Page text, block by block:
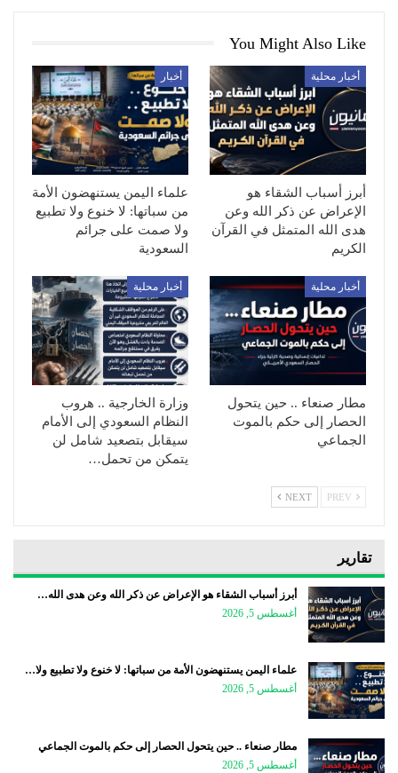
You Might Also Like
أخبار محلية
أبرز أسباب الشقاء هو
الإعراض عن ذكر الله وعن
هدى الله المتمثل في القرآن
الكريم
أخبار
علماء اليمن يستنهضون الأمة
من سباتها: لا خنوع ولا تطبيع
ولا صمت على جرائم
السعودية
أخبار محلية
مطار صنعاء .. حين يتحول
الحصار إلى حكم بالموت
الجماعي
أخبار محلية
وزارة الخارجية .. هروب
النظام السعودي إلى الأمام
سيقابل بتصعيد شامل لن
يتمكن من تحمل…
NEXT
تقارير
أبرز أسباب الشقاء هو الإعراض عن ذكر الله وعن هدى الله…
أغسطس 5, 2026
علماء اليمن يستنهضون الأمة من سباتها: لا خنوع ولا تطبيع ولا…
أغسطس 5, 2026
مطار صنعاء .. حين يتحول الحصار إلى حكم بالموت الجماعي
أغسطس 5, 2026